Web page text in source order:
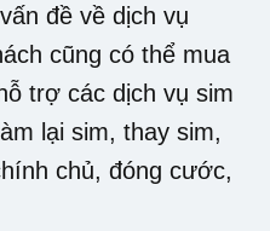
đề về dịch vụ
cũng có thể mua
trợ các dịch vụ sim
lại sim, thay sim,
chủ, đóng cước,